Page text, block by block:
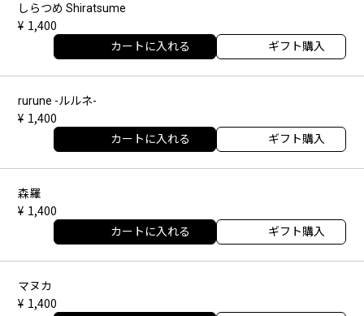
しらつめ Shiratsume
1,400
カートに入れる ギフト購入
rurune -ルルネ-
1,400
カートに入れる ギフト購入
森羅
1,400
カートに入れる ギフト購入
マヌカ
1,400